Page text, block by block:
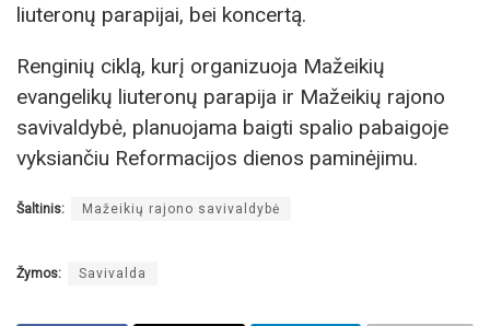
liuteronų parapijai, bei koncertą.
Renginių ciklą, kurį organizuoja Mažeikių
evangelikų liuteronų parapija ir Mažeikių rajono
savivaldybė, planuojama baigti spalio pabaigoje
vyksiančiu Reformacijos dienos paminėjimu.
Šaltinis: Mažeikių rajono savivaldybė
Žymos: Savivalda